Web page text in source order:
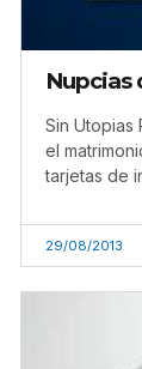
Nupcias
Sin Utopias
el
tarjetas de
29/08/2013